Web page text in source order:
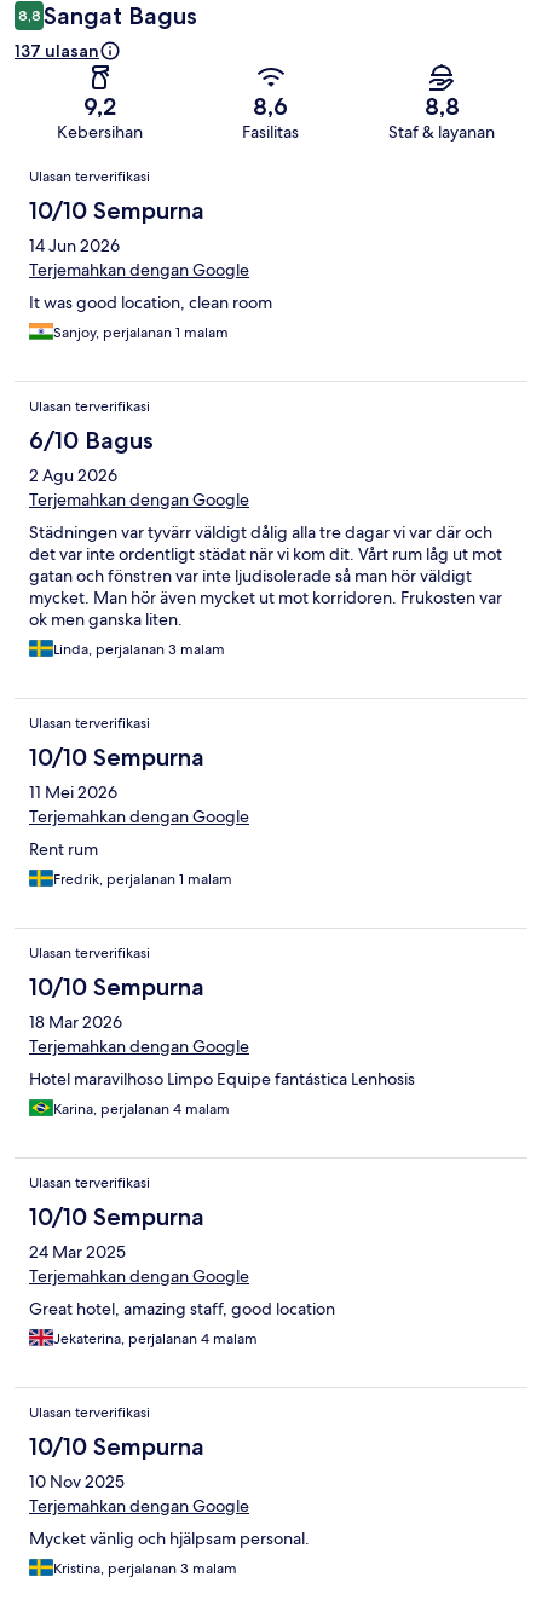
8,8 Sangat Bagus
137 ulasan
9,2
Kebersihan
8,6
Fasilitas
8,8
Staf & layanan
Ulasan
Ulasan terverifikasi
10/10 Sempurna
14 Jun 2026
Terjemahkan dengan Google
It was good location, clean room
Sanjoy, perjalanan 1 malam
Ulasan terverifikasi
6/10 Bagus
2 Agu 2026
Terjemahkan dengan Google
Städningen var tyvärr väldigt dålig alla tre dagar vi var där och
det var inte ordentligt städat när vi kom dit. Vårt rum låg ut mot
gatan och fönstren var inte ljudisolerade så man hör väldigt
mycket. Man hör även mycket ut mot korridoren. Frukosten var
ok men ganska liten.
Linda, perjalanan 3 malam
Ulasan terverifikasi
10/10 Sempurna
11 Mei 2026
Terjemahkan dengan Google
Rent rum
Fredrik, perjalanan 1 malam
Ulasan terverifikasi
10/10 Sempurna
18 Mar 2026
Terjemahkan dengan Google
Hotel maravilhoso Limpo Equipe fantástica Lenhosis
Karina, perjalanan 4 malam
Ulasan terverifikasi
10/10 Sempurna
24 Mar 2025
Terjemahkan dengan Google
Great hotel, amazing staff, good location
Jekaterina, perjalanan 4 malam
Ulasan terverifikasi
10/10 Sempurna
10 Nov 2025
Terjemahkan dengan Google
Mycket vänlig och hjälpsam personal.
Kristina, perjalanan 3 malam